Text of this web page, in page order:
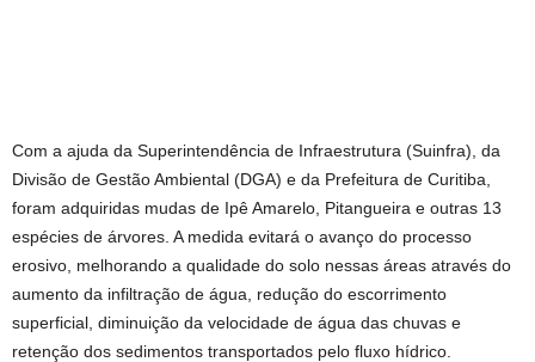
Com a ajuda da Superintendência de Infraestrutura (Suinfra), da
Divisão de Gestão Ambiental (DGA) e da Prefeitura de Curitiba,
foram adquiridas mudas de Ipê Amarelo, Pitangueira e outras 13
espécies de árvores. A medida evitará o avanço do processo
erosivo, melhorando a qualidade do solo nessas áreas através do
aumento da infiltração de água, redução do escorrimento
superficial, diminuição da velocidade de água das chuvas e
retenção dos sedimentos transportados pelo fluxo hídrico.